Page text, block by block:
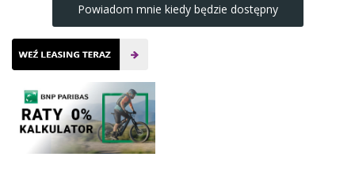
Powiadom mnie kiedy będzie dostępny